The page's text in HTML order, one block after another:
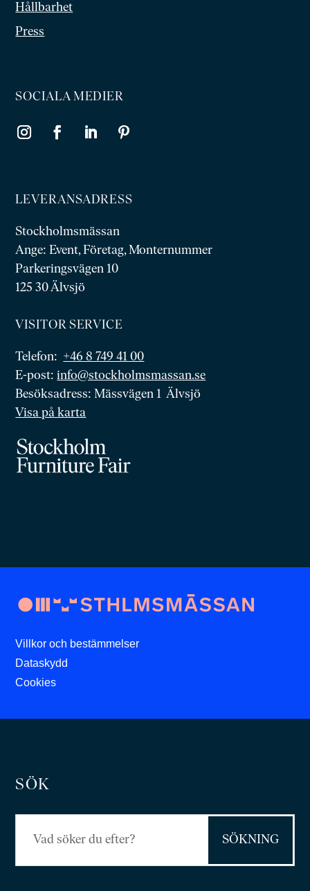
Hållbarhet
Press
SOCIALA MEDIER
LEVERANSADRESS
Stockholmsmässan
Ange: Event, Företag, Monternummer
Parkeringsvägen 10
125 30 Älvsjö
VISITOR SERVICE
Telefon: +46 8 749 41 00
E-post:info@stockholmsmassan.se
Besöksadress: Mässvägen 1 Älvsjö
Visa på karta
Villkor och bestämmelser
Dataskydd
Cookies
SÖK
efter: